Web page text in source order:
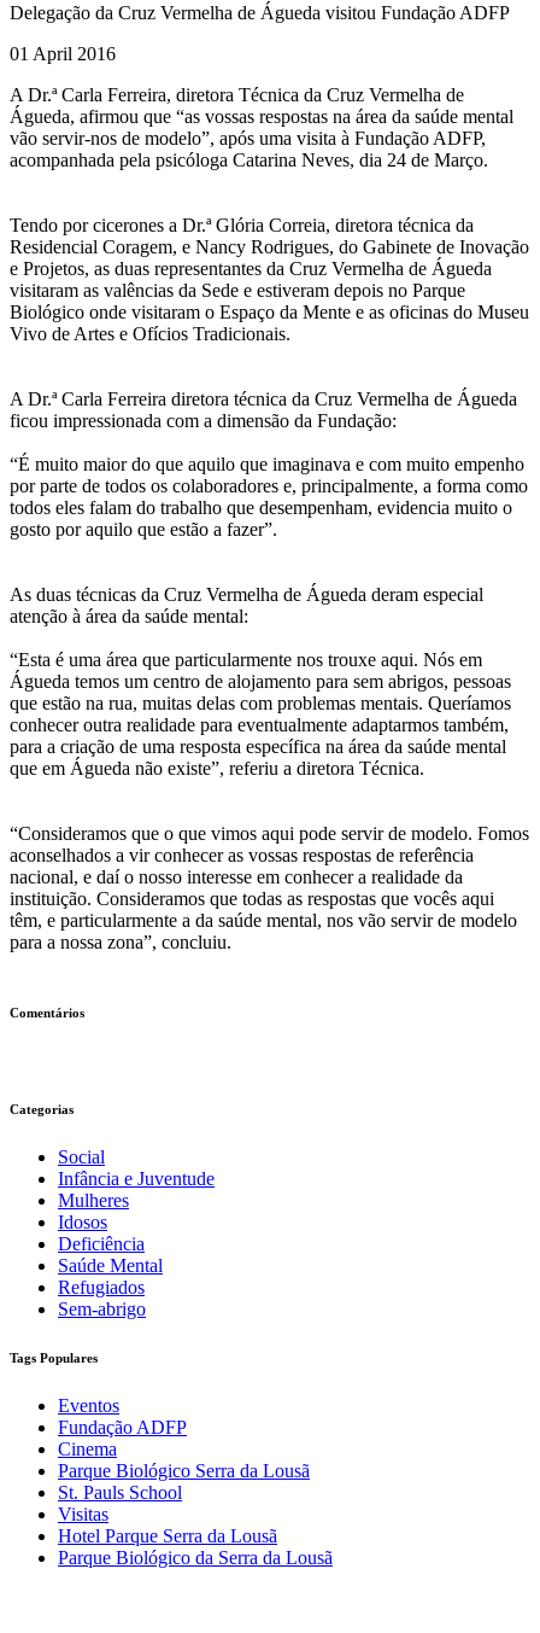
Delegação da Cruz Vermelha de Águeda visitou Fundação ADFP
01 April 2016
A Dr.ª Carla Ferreira, diretora Técnica da Cruz Vermelha de
Águeda, afirmou que “as vossas respostas na área da saúde mental
vão servir-nos de modelo”, após uma visita à Fundação ADFP,
acompanhada pela psicóloga Catarina Neves, dia 24 de Março.
Tendo por cicerones a Dr.ª Glória Correia, diretora técnica da
Residencial Coragem, e Nancy Rodrigues, do Gabinete de Inovação
e Projetos, as duas representantes da Cruz Vermelha de Águeda
visitaram as valências da Sede e estiveram depois no Parque
Biológico onde visitaram o Espaço da Mente e as oficinas do Museu
Vivo de Artes e Ofícios Tradicionais.
A Dr.ª Carla Ferreira diretora técnica da Cruz Vermelha de Águeda
ficou impressionada com a dimensão da Fundação:
“É muito maior do que aquilo que imaginava e com muito empenho
por parte de todos os colaboradores e, principalmente, a forma como
todos eles falam do trabalho que desempenham, evidencia muito o
gosto por aquilo que estão a fazer”.
As duas técnicas da Cruz Vermelha de Águeda deram especial
atenção à área da saúde mental:
“Esta é uma área que particularmente nos trouxe aqui. Nós em
Águeda temos um centro de alojamento para sem abrigos, pessoas
que estão na rua, muitas delas com problemas mentais. Queríamos
conhecer outra realidade para eventualmente adaptarmos também,
para a criação de uma resposta específica na área da saúde mental
que em Águeda não existe”, referiu a diretora Técnica.
“Consideramos que o que vimos aqui pode servir de modelo. Fomos
aconselhados a vir conhecer as vossas respostas de referência
nacional, e daí o nosso interesse em conhecer a realidade da
instituição. Consideramos que todas as respostas que vocês aqui
têm, e particularmente a da saúde mental, nos vão servir de modelo
para a nossa zona”, concluiu.
Comentários
Categorias
Social
Infância e Juventude
Mulheres
Idosos
Deficiência
Saúde Mental
Refugiados
Sem-abrigo
Tags Populares
Eventos
Fundação ADFP
Cinema
Parque Biológico Serra da Lousã
St. Pauls School
Visitas
Hotel Parque Serra da Lousã
Parque Biológico da Serra da Lousã